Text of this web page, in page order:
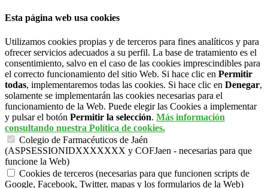
Esta página web usa cookies
Utilizamos cookies propias y de terceros para fines analíticos y para
ofrecer servicios adecuados a su perfil. La base de tratamiento es el
consentimiento, salvo en el caso de las cookies imprescindibles para
el correcto funcionamiento del sitio Web. Si hace clic en Permitir
todas, implementaremos todas las cookies. Si hace clic en Denegar,
solamente se implementarán las cookies necesarias para el
funcionamiento de la Web. Puede elegir las Cookies a implementar
y pulsar el botón Permitir la selección. Más información
consultando nuestra Política de cookies.
Colegio de Farmacéuticos de Jaén
(ASPSESSIONIDXXXXXXX y COFJaen - necesarias para que
funcione la Web)
Cookies de terceros (necesarias para que funcionen scripts de
Google, Facebook, Twitter, mapas y los formularios de la Web)